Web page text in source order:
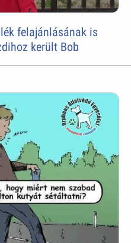
felajánlásának is
került Bob